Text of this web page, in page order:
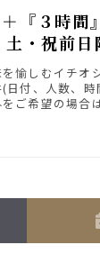
『３時間
・祝前日
愉しむイチオシ
付、人数、時
ご希望の場合